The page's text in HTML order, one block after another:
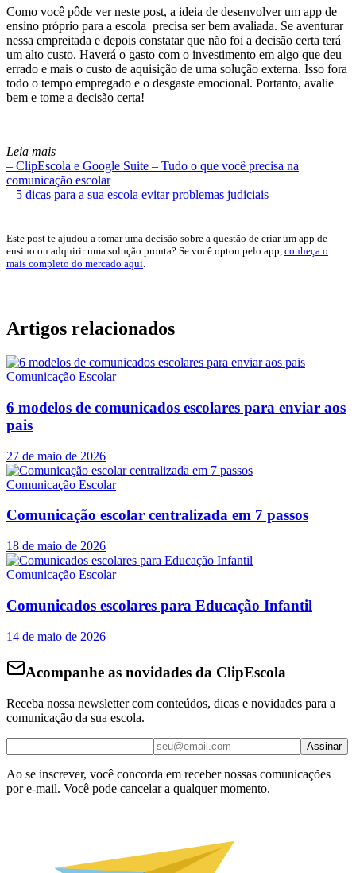
Como você pôde ver neste post, a ideia de desenvolver um app de
ensino próprio para a escola precisa ser bem avaliada. Se aventurar
nessa empreitada e depois constatar que não foi a decisão certa terá
um alto custo. Haverá o gasto com o investimento em algo que deu
errado e mais o custo de aquisição de uma solução externa. Isso fora
todo o tempo empregado e o desgaste emocional. Portanto, avalie
bem e tome a decisão certa!
Leia mais
– ClipEscola e Google Suite – Tudo o que você precisa na
comunicação escolar
– 5 dicas para a sua escola evitar problemas judiciais
Este post te ajudou a tomar uma decisão sobre a questão de criar um app de
ensino ou adquirir uma solução pronta? Se você optou pelo app, conheça o
mais completo do mercado aqui.
Artigos relacionados
Comunicação Escolar
6 modelos de comunicados escolares para enviar aos
pais
27 de maio de 2026
Comunicação Escolar
Comunicação escolar centralizada em 7 passos
18 de maio de 2026
Comunicação Escolar
Comunicados escolares para Educação Infantil
14 de maio de 2026
Acompanhe as novidades da ClipEscola
Receba nossa newsletter com conteúdos, dicas e novidades para a
comunicação da sua escola.
Assinar
Ao se inscrever, você concorda em receber nossas comunicações
por e-mail. Você pode cancelar a qualquer momento.